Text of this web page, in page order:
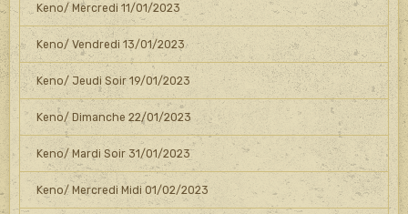
Keno/ Mercredi 11/01/2023
Keno/ Vendredi 13/01/2023
Keno/ Jeudi Soir 19/01/2023
Keno/ Dimanche 22/01/2023
Keno/ Mardi Soir 31/01/2023
Keno/ Mercredi Midi 01/02/2023